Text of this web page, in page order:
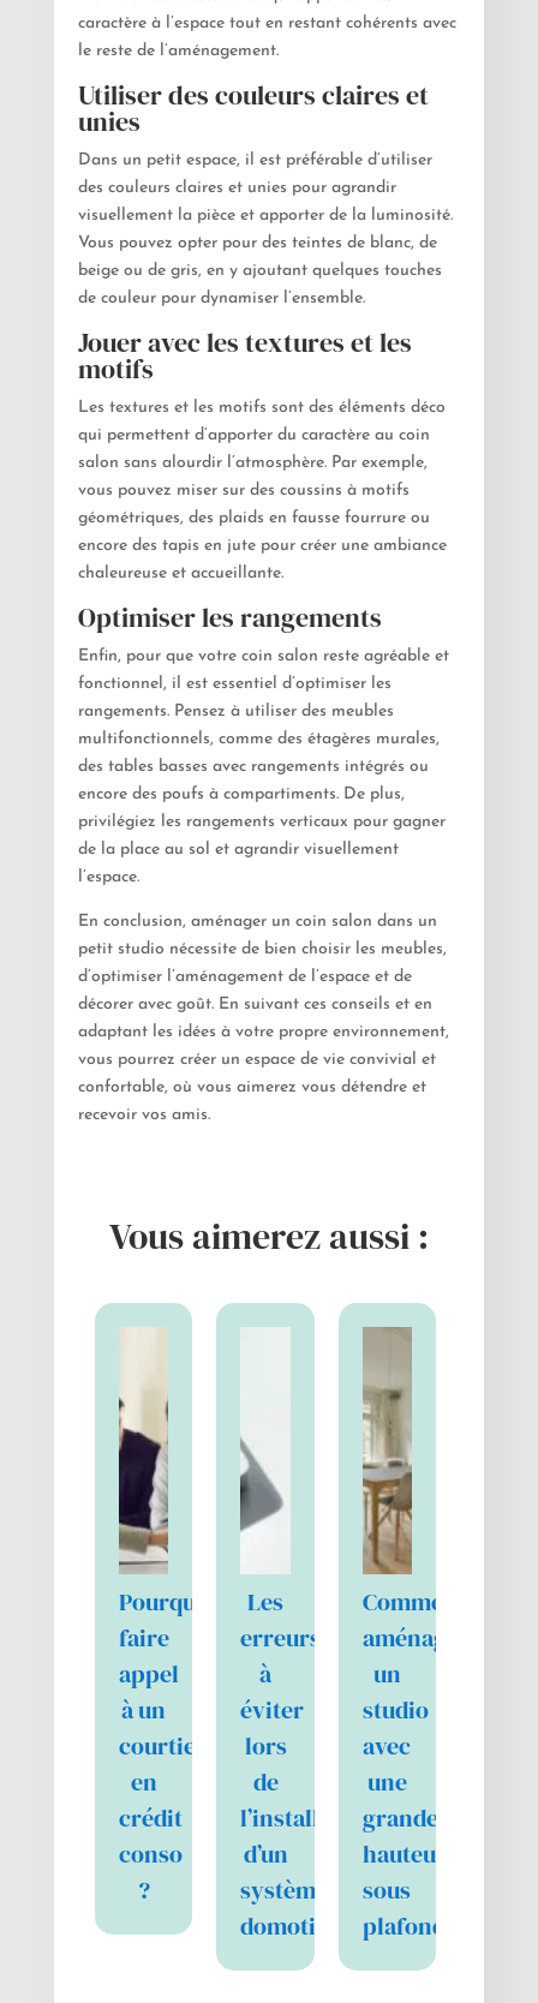
caractère à l’espace tout en restant cohérents avec
le reste de l’aménagement.
Utiliser des couleurs claires et
unies
Dans un petit espace, il est préférable d’utiliser
des couleurs claires et unies pour agrandir
visuellement la pièce et apporter de la luminosité.
Vous pouvez opter pour des teintes de blanc, de
beige ou de gris, en y ajoutant quelques touches
de couleur pour dynamiser l’ensemble.
Jouer avec les textures et les
motifs
Les textures et les motifs sont des éléments déco
qui permettent d’apporter du caractère au coin
salon sans alourdir l’atmosphère. Par exemple,
vous pouvez miser sur des coussins à motifs
géométriques, des plaids en fausse fourrure ou
encore des tapis en jute pour créer une ambiance
chaleureuse et accueillante.
Optimiser les rangements
Enfin, pour que votre coin salon reste agréable et
fonctionnel, il est essentiel d’optimiser les
rangements. Pensez à utiliser des meubles
multifonctionnels, comme des étagères murales,
des tables basses avec rangements intégrés ou
encore des poufs à compartiments. De plus,
privilégiez les rangements verticaux pour gagner
de la place au sol et agrandir visuellement
l’espace.
En conclusion, aménager un coin salon dans un
petit studio nécessite de bien choisir les meubles,
d’optimiser l’aménagement de l’espace et de
décorer avec goût. En suivant ces conseils et en
adaptant les idées à votre propre environnement,
vous pourrez créer un espace de vie convivial et
confortable, où vous aimerez vous détendre et
recevoir vos amis.
Vous aimerez aussi :
Pourquoi
faire
appel
à un
courtier
en
crédit
conso
?
Les
erreurs
à
éviter
lors
de
l’installation
d’un
système
domotique…
Comment
aménager
un
studio
avec
une
grande
hauteur
sous
plafond…